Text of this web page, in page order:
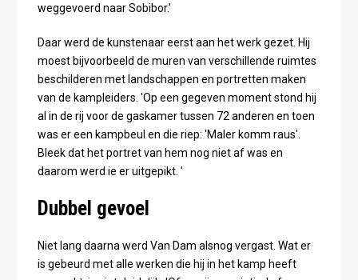
weggevoerd naar Sobibor.'
Daar werd de kunstenaar eerst aan het werk gezet. Hij
moest bijvoorbeeld de muren van verschillende ruimtes
beschilderen met landschappen en portretten maken
van de kampleiders. 'Op een gegeven moment stond hij
al in de rij voor de gaskamer tussen 72 anderen en toen
was er een kampbeul en die riep: 'Maler komm raus'.
Bleek dat het portret van hem nog niet af was en
daarom werd ie er uitgepikt. '
Dubbel gevoel
Niet lang daarna werd Van Dam alsnog vergast. Wat er
is gebeurd met alle werken die hij in het kamp heeft